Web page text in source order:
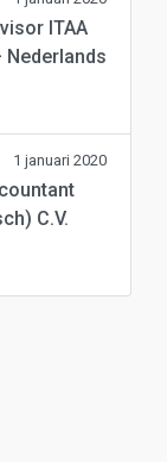
ITAA
1 januari 2020
C.V.